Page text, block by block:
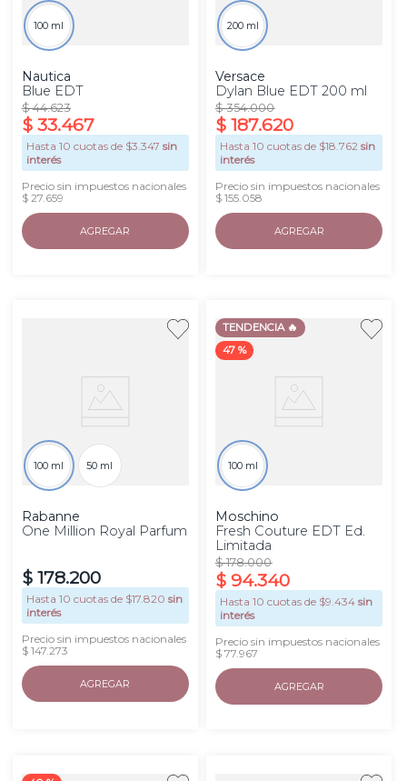
100 ml
Nautica
Blue EDT
$ 44.623
$ 33.467
Hasta 10 cuotas de $3.347 sin
interés
Precio sin impuestos nacionales
$ 27.659
AGREGAR
200 ml
Versace
Dylan Blue EDT 200 ml
$ 354.000
$ 187.620
Hasta10 cuotas de $18.762 sin
interés
Precio sin impuestos nacionales
$ 155.058
AGREGAR
100 ml 50 ml
Rabanne
One Million Royal Parfum
$ 178.200
Hasta 10 cuotas de $17.820 sin
interés
Precio sin impuestos nacionales
$ 147.273
AGREGAR
TENDENCIA 🔥
47 %
100 ml
Moschino
Fresh Couture EDT Ed.
Limitada
$ 178.000
$ 94.340
Hasta10 cuotas de $9.434 sin
interés
Precio sin impuestos nacionales
$ 77.967
AGREGAR